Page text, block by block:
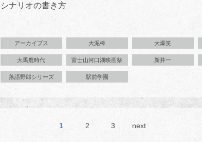
シナリオの書き方
アーカイブス 大泥棒 大爆笑
大馬鹿時代 富士山河口湖映画祭 新井一
落語野郎シリーズ 駅前学園
1 2 3 next